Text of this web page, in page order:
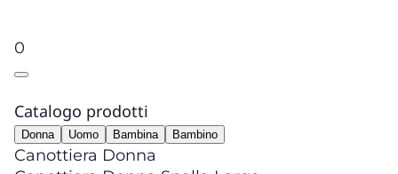
0
Catalogo prodotti
Donna Uomo Bambina Bambino
Canottiera Donna